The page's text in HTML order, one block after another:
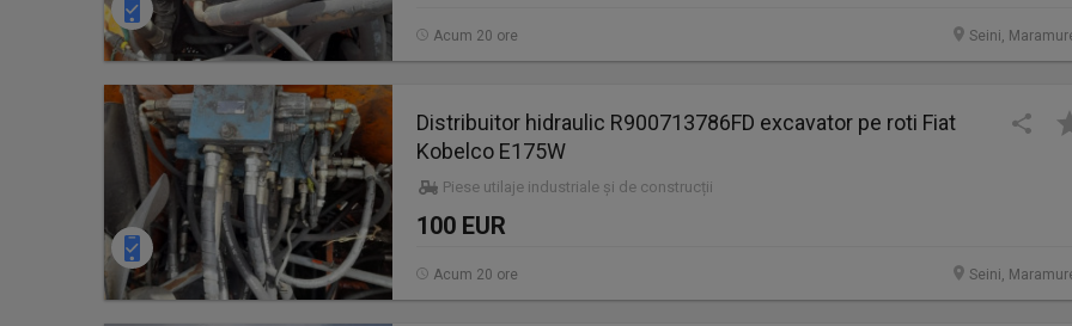
Seini,
Acum 20 ore
Distribuitor hidraulic R900713786FD excavator pe roti Fiat
Kobelco E175W
Piese utilaje industriale și de construcții
100 EUR
Seini,
Acum 20 ore